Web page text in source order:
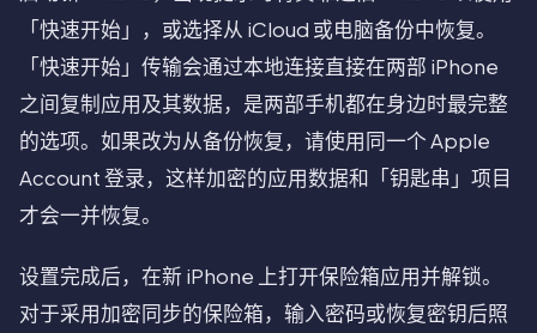
「快速开始」，或选择从 iCloud 或电脑备份中恢复。
「快速开始」传输会通过本地连接直接在两部 iPhone
之间复制应用及其数据，是两部手机都在身边时最完整
的选项。如果改为从备份恢复，请使用同一个 Apple
Account 登录，这样加密的应用数据和「钥匙串」项目
才会一并恢复。
设置完成后，在新 iPhone 上打开保险箱应用并解锁。
对于采用加密同步的保险箱，输入密码或恢复密钥后照